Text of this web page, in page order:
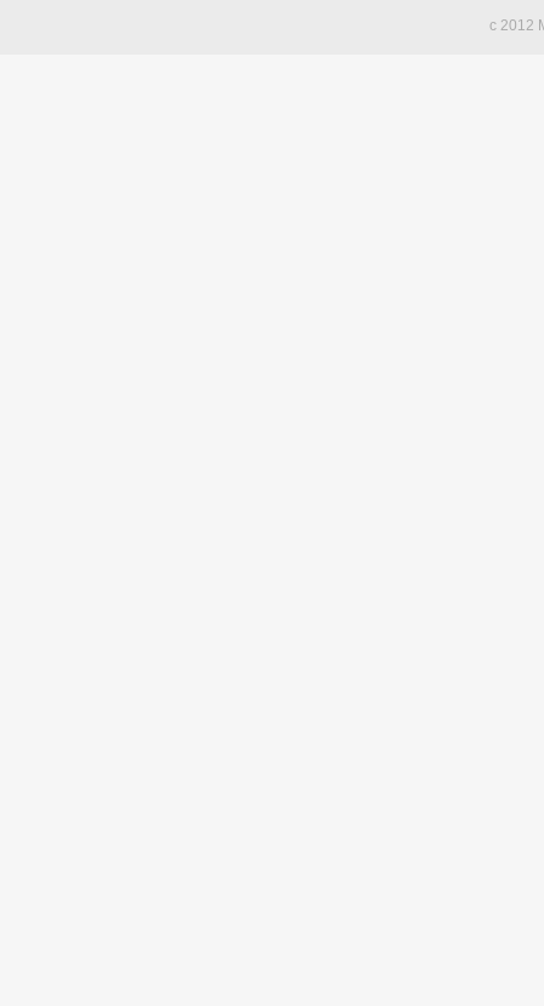
c 2012